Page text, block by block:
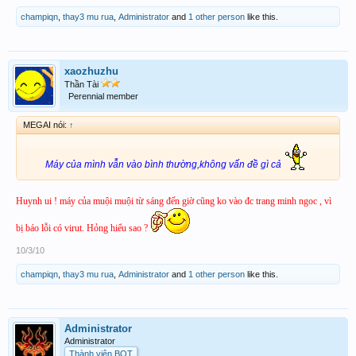
ngày qua.
Điều gì đã xảy ra?
trang web hợp pháp, mà sẽ gây ra cho chúng tôi để hiển thị thông báo
cảnh báo.
champiqn thay3 mu rua Administrator and 1 other person like this.
xaozhuzhu
Thần Tài
Perennial member
MEGAI nói: ↑
Máy của mình vẫn vào bình thường,không vấn đề gì cả
Huynh ui ! máy của muội muội từ sáng đến giờ cũng ko vào đc trang minh ngoc , vì
bị báo lỗi có virut. Hỏng hiểu sao ?
10/3/10
champiqn thay3 mu rua Administrator and 1 other person like this.
Administrator
Administrator
Thành viên BQT